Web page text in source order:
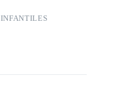
INFANTILES